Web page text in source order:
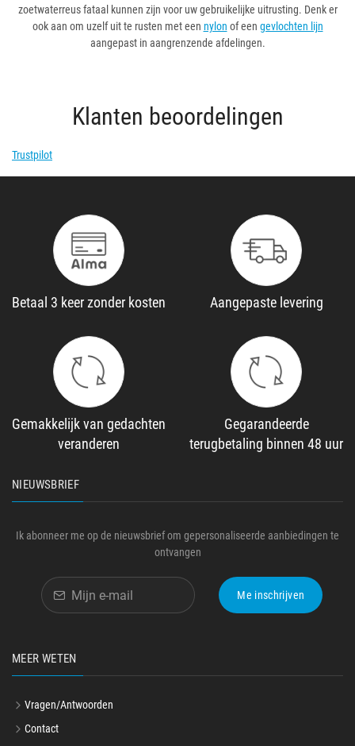
zoetwaterreus fataal kunnen zijn voor uw gebruikelijke uitrusting. Denk er
ook aan om uzelf uit te rusten met een nylon of een gevlochten lijn
aangepast in aangrenzende afdelingen.
Klanten beoordelingen
Trustpilot
Betaal 3 keer zonder kosten Aangepaste levering
Gemakkelijk van gedachten
veranderen
Gegarandeerde
terugbetaling binnen 48 uur
NIEUWSBRIEF
Ik abonneer me op de nieuwsbrief om gepersonaliseerde aanbiedingen te
ontvangen
Me inschrijven
MEER WETEN
Vragen/Antwoorden
Contact